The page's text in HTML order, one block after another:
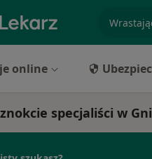
online
specjaliści w